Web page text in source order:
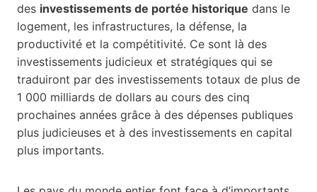
des investissements de portée historique dans le
logement, les infrastructures, la défense, la
productivité et la compétitivité. Ce sont là des
investissements judicieux et stratégiques qui se
traduiront par des investissements totaux de plus de
1 000 milliards de dollars au cours des cinq
prochaines années grâce à des dépenses publiques
plus judicieuses et à des investissements en capital
plus importants.